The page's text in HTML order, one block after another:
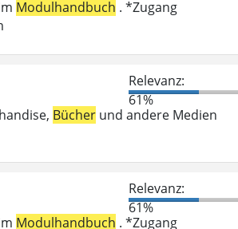
Modulhandbuch . *Zugang
Relevanz:
61%
Bücher und andere Medien
Relevanz:
61%
Modulhandbuch . *Zugang